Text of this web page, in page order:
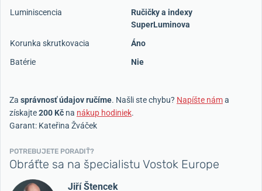
Luminiscencia
Ručičky a indexy
SuperLuminova
Korunka skrutkovacia
Áno
Batérie
Nie
Za správnosť údajov ručíme. Našli ste chybu? Napíšte náma
získajte200 Kč na nákup hodiniek.
Garant: Kateřina Žváček
POTREBUJETE PORADIŤ?
Obráťte sa na špecialistu Vostok Europe
Jiří Štencek